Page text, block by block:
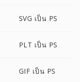
SVG เป็น PS
PLT เป็น PS
GIF เป็น PS